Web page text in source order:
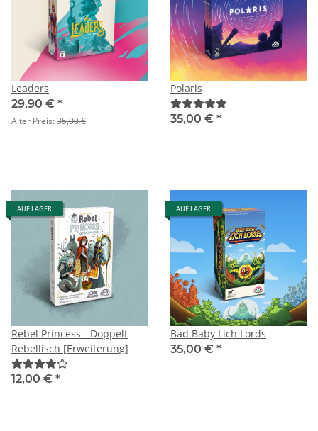
Leaders
29,90 € *
Alter Preis:35,00 €
Polaris
35,00 € *
AUF LAGER
Rebel Princess - Doppelt
Rebellisch [Erweiterung]
12,00 € *
AUF LAGER
Bad Baby Lich Lords
35,00 € *